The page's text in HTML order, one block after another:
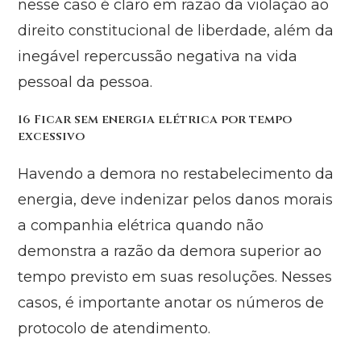
nesse caso é claro em razão da violação ao
direito constitucional de liberdade, além da
inegável repercussão negativa na vida
pessoal da pessoa.
16 Ficar sem energia elétrica por tempo
excessivo
Havendo a demora no restabelecimento da
energia, deve indenizar pelos danos morais
a companhia elétrica quando não
demonstra a razão da demora superior ao
tempo previsto em suas resoluções. Nesses
casos, é importante anotar os números de
protocolo de atendimento.